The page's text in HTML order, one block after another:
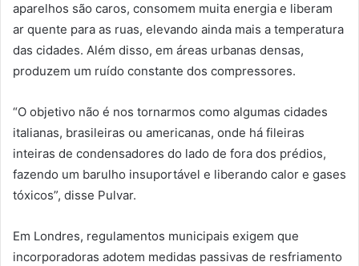
aparelhos são caros, consomem muita energia e liberam
ar quente para as ruas, elevando ainda mais a temperatura
das cidades. Além disso, em áreas urbanas densas,
produzem um ruído constante dos compressores.
“O objetivo não é nos tornarmos como algumas cidades
italianas, brasileiras ou americanas, onde há fileiras
inteiras de condensadores do lado de fora dos prédios,
fazendo um barulho insuportável e liberando calor e gases
tóxicos”, disse Pulvar.
Em Londres, regulamentos municipais exigem que
incorporadoras adotem medidas passivas de resfriamento